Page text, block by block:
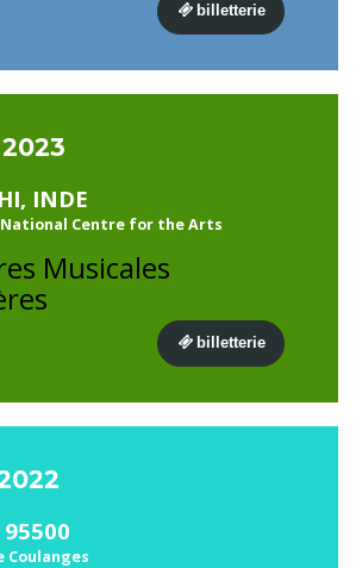
billetterie
INDE
National Centre for the Arts
Musicales
billetterie
95500
Coulanges